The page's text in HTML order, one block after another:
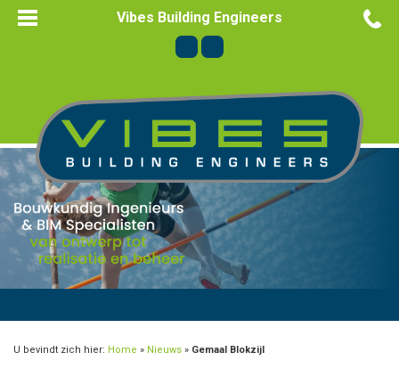
Vibes Building Engineers
U bevindt zich hier: Home » Nieuws » Gemaal Blokzijl